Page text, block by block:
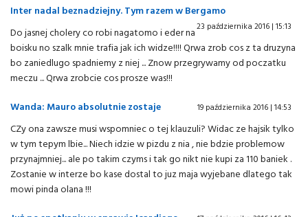
Inter nadal beznadziejny. Tym razem w Bergamo
23 października 2016 | 15:13
Do jasnej cholery co robi nagatomo i eder na
boisku no szalk mnie trafia jak ich widze!!!! Qrwa zrob cos z ta druzyna
bo zaniedlugo spadniemy z niej ... Znow przegrywamy od poczatku
meczu ... Qrwa zrobcie cos prosze was!!!
Wanda: Mauro absolutnie zostaje
19 października 2016 | 14:53
CZy ona zawsze musi wspomniec o tej klauzuli? Widac ze hajsik tylko
w tym tepym lbie... Niech idzie w pizdu z nia , nie bdzie problemow
przynajmniej... ale po takim czyms i tak go nikt nie kupi za 110 baniek .
Zostanie w interze bo kase dostal to juz maja wyjebane dlatego tak
mowi pinda olana !!!